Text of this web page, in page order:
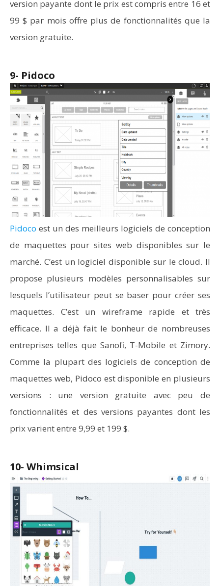
version payante dont le prix est compris entre 16 et
99 $ par mois offre plus de fonctionnalités que la
version gratuite.
9- Pidoco
Pidoco est un des meilleurs logiciels de conception
de maquettes pour sites web disponibles sur le
marché. C’est un logiciel disponible sur le cloud. Il
propose plusieurs modèles personnalisables sur
lesquels l’utilisateur peut se baser pour créer ses
maquettes. C’est un wireframe rapide et très
efficace. Il a déjà fait le bonheur de nombreuses
entreprises telles que Sanofi, T-Mobile et Zimory.
Comme la plupart des logiciels de conception de
maquettes web, Pidoco est disponible en plusieurs
versions : une version gratuite avec peu de
fonctionnalités et des versions payantes dont les
prix varient entre 9,99 et 199 $.
10- Whimsical